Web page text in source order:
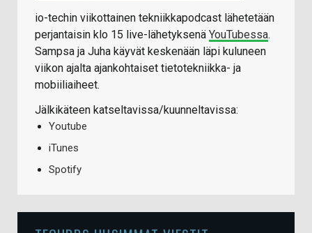
io-techin viikottainen tekniikkapodcast lähetetään
perjantaisin klo 15 live-lähetyksenä YouTubessa.
Sampsa ja Juha käyvät keskenään läpi kuluneen
viikon ajalta ajankohtaiset tietotekniikka- ja
mobiiliaiheet.
Jälkikäteen katseltavissa/kuunneltavissa:
Youtube
iTunes
Spotify